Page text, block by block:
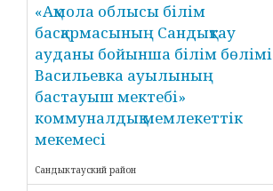
«Ақмола облысы білім
басқармасының Сандықтау
ауданы бойынша білім бөлімі
Васильевка ауылының
бастауыш мектебі»
коммуналдық мемлекеттік
мекемесі
Сандыктауский район